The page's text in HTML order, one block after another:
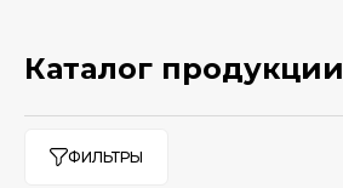
Каталог продукции
ФИЛЬТРЫ